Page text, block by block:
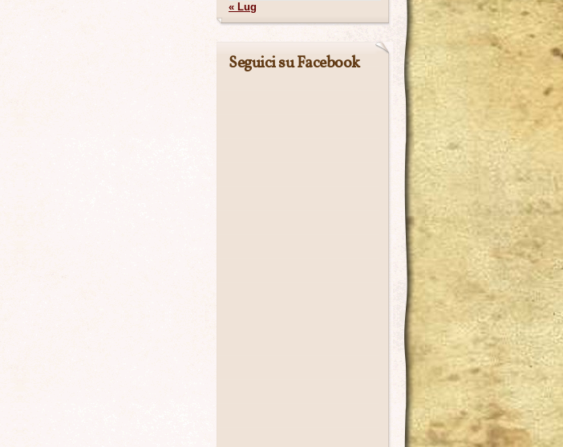
« Lug
Seguici su Facebook